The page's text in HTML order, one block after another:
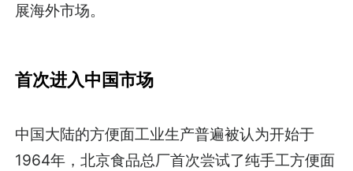
展海外市场。
首次进入中国市场
中国大陆的方便面工业生产普遍被认为开始于
1964年，北京食品总厂首次尝试了纯手工方便面